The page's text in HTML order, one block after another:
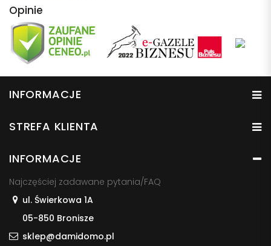
Opinie
INFORMACJE
STREFA KLIENTA
INFORMACJE
Najczęściej zadawane pytania/FAQ
ul. Świerkowa 1A
05-850 Bronisze
sklep@damidomo.pl